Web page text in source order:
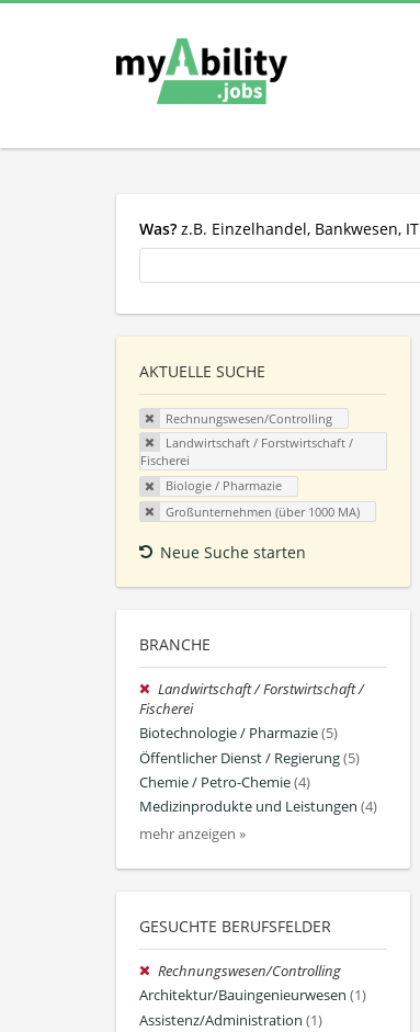
Was? z.B. Einzelhandel, Bankwesen, IT
AKTUELLE SUCHE
Rechnungswesen/Controlling
Landwirtschaft / Forstwirtschaft /
Fischerei
Biologie / Pharmazie
Großunternehmen (über 1000 MA)
Neue Suche starten
BRANCHE
Landwirtschaft / Forstwirtschaft /
Fischerei
Biotechnologie / Pharmazie(5)
Öffentlicher Dienst / Regierung(5)
Chemie / Petro-Chemie(4)
Medizinprodukte und Leistungen (4)
mehr anzeigen »
GESUCHTE BERUFSFELDER
Rechnungswesen/Controlling
Architektur/Bauingenieurwesen (1)
Assistenz/Administration (1)